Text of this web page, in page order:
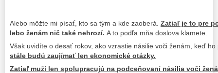
Alebo môžte mi písať, kto sa tým a kde zaoberá. Zatiaľ je to pre
lebo ženám nič také nehrozí. A to podľa mňa doslova klamete.
Však uvidíte o desať rokov, ako vzrastie násilie voči ženám, keď
stále budú zaujímať len ekonomické otázky.
Zatiaľ muži len spolupracujú na podceňovaní násilia voči